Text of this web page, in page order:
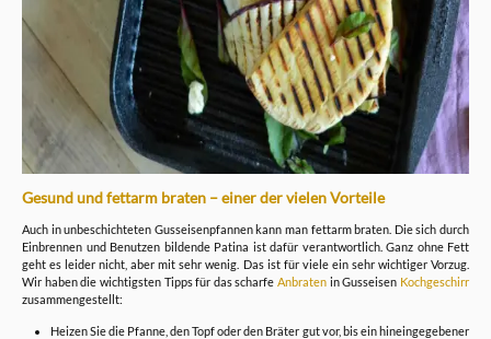
Gesund und fettarm braten – einer der vielen Vorteile
Auch in unbeschichteten Gusseisenpfannen kann man fettarm braten. Die sich durch
Einbrennen und Benutzen bildende Patina ist dafür verantwortlich. Ganz ohne Fett
geht es leider nicht, aber mit sehr wenig. Das ist für viele ein sehr wichtiger Vorzug.
Wir haben die wichtigsten Tipps für das scharfeAnbraten in Gusseisen Kochgeschirr
zusammengestellt:
Heizen Sie die Pfanne, den Topf oder den Bräter gut vor, bis ein hineingegebener